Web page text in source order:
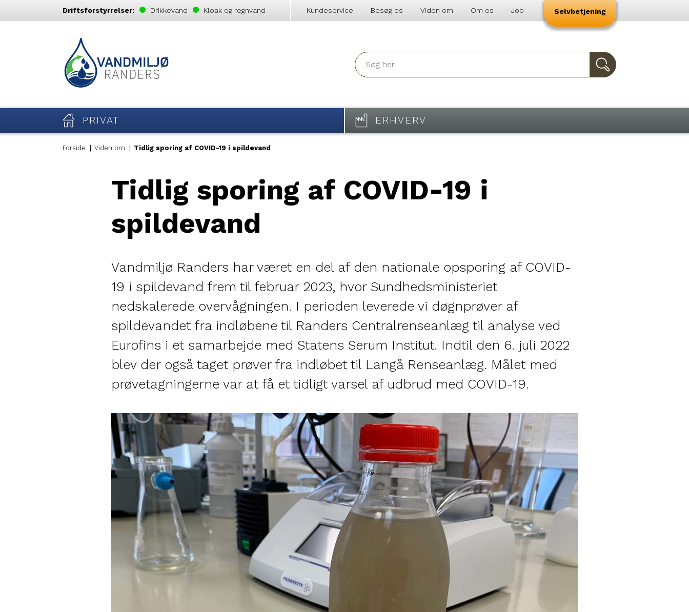
Driftsforstyrrelser: Drikkevand Kloak og regnvand Kundeservice Besøg os Viden om Om os Job Selvbetjening
PRIVAT ERHVERV
Forside Viden om Tidlig sporing af COVID-19 i spildevand
Tidlig sporing af COVID-19 i
spildevand
Vandmiljø Randers har været en del af den nationale opsporing af COVID-
19 i spildevand frem til februar 2023, hvor Sundhedsministeriet
nedskalerede overvågningen. I perioden leverede vi døgnprøver af
spildevandet fra indløbene til Randers Centralrenseanlæg til analyse ved
Eurofins i et samarbejde med Statens Serum Institut. Indtil den 6. juli 2022
blev der også taget prøver fra indløbet til Langå Renseanlæg. Målet med
prøvetagningerne var at få et tidligt varsel af udbrud med COVID-19.